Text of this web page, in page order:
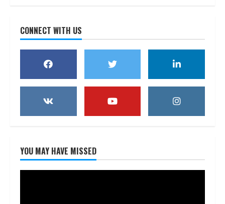
CONNECT WITH US
YOU MAY HAVE MISSED